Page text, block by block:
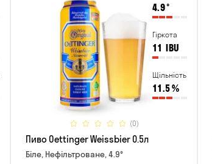
4.9°
Гіркота
11 IBU
Щільність
11.5%
(0)
Пиво Oettinger Weissbier 0.5л
Біле, Нефільтроване, 4.9°